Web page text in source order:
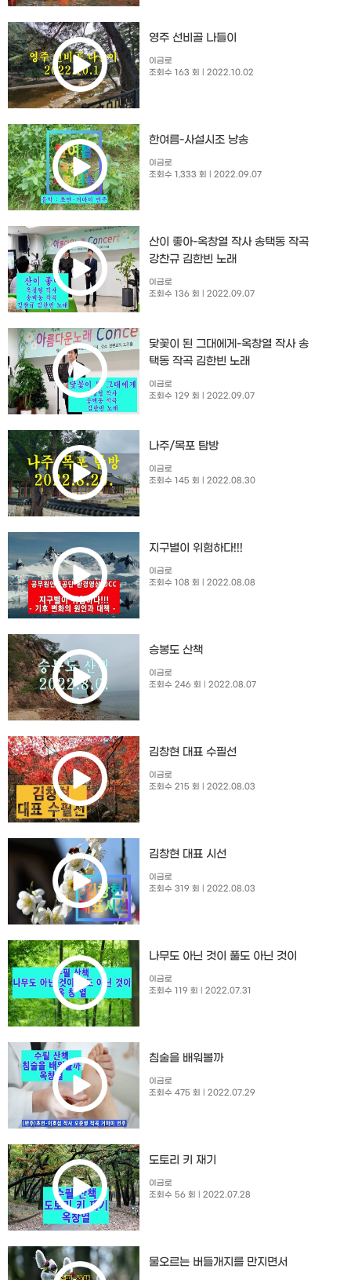
영주 선비골 나들이
이금로
조회수 163 회
| 2022.10.02
한여름-사설시조 낭송
이금로
조회수 1,333 회
| 2022.09.07
산이 좋아-옥창열 작사 송택동 작곡
강찬규 김한빈 노래
이금로
조회수 136 회
| 2022.09.07
닻꽃이 된 그대에게-옥창열 작사 송
택동 작곡 김한빈 노래
이금로
조회수 129 회
| 2022.09.07
나주/목포 탐방
이금로
조회수 145 회
| 2022.08.30
지구별이 위험하다!!!
이금로
조회수 108 회
| 2022.08.08
승봉도 산책
이금로
조회수 246 회
| 2022.08.07
김창현 대표 수필선
이금로
조회수 215 회
| 2022.08.03
김창현 대표 시선
이금로
조회수 319 회
| 2022.08.03
나무도 아닌 것이 풀도 아닌 것이
이금로
조회수 119 회
| 2022.07.31
침술을 배워볼까
이금로
조회수 475 회
| 2022.07.29
도토리 키 재기
이금로
조회수 56 회
| 2022.07.28
물오르는 버들개지를 만지면서